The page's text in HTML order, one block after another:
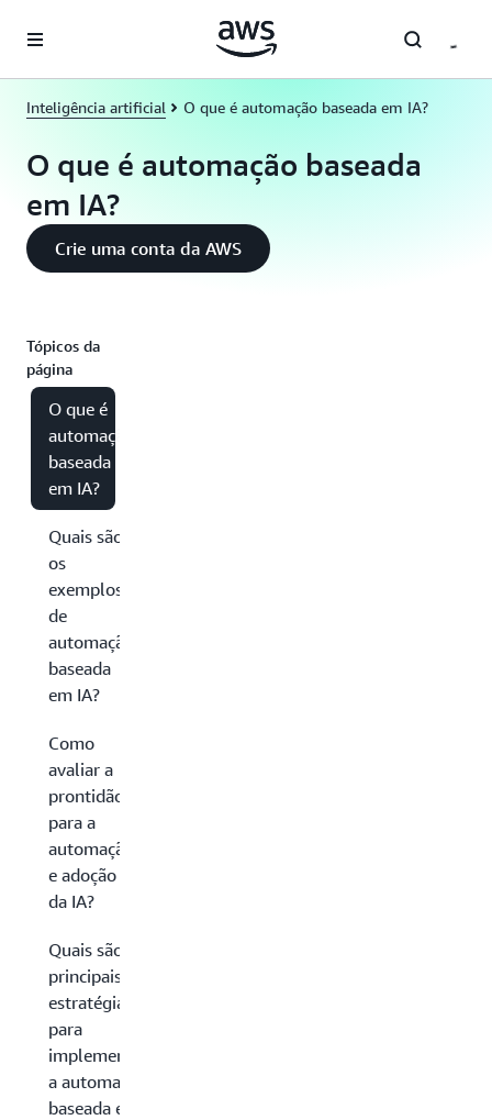
Pular para o conteúdo principal
Inteligência artificial O que é automação baseada em IA?
O que é automação baseada
em IA?
Crie uma conta da AWS
Tópicos da
página
O que é
automação
baseada
em IA?
Quais são
os
exemplos
de
automação
baseada
em IA?
Como
avaliar a
prontidão
para a
automação
e adoção
da IA?
Quais são as
principais
estratégias
para
implementar
a automação
baseada em